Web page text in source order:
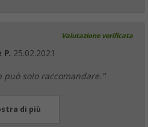
Valutazione verificata
P. 25.02.2021
può solo raccomandare."
di più